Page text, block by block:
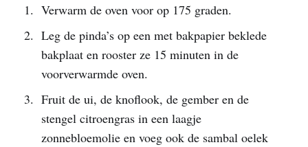
Verwarm de oven voor op 175 graden.
Leg de pinda’s op een met bakpapier beklede
bakplaat en rooster ze 15 minuten in de
voorverwarmde oven.
Fruit de ui, de knoflook, de gember en de
stengel citroengras in een laagje
zonnebloemolie en voeg ook de sambal oelek